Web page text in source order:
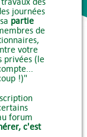
journées
partie
de
votre
privées (le
!)"
forum
c'est